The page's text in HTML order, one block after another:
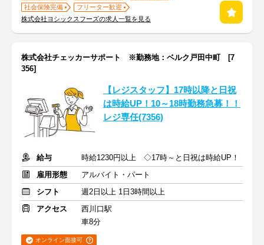
社会保険完備
フリーター歓迎
株式会社ヨシックスフーズの求人一覧を見る
株式会社チェッカーサポート ※勤務地：ベルク戸田中町 [7
356]
【レジスタッフ】17時以降と日祝
は時給UP！10～18時勤務急募！！
レジ専任(7356)
給与
時給1230円以上 ◇17時～と日祝は時給UP！
雇用形態
アルバイト・パート
シフト
週2日以上 1日3時間以上
アクセス
西川口駅
車8分
オンライン面接可